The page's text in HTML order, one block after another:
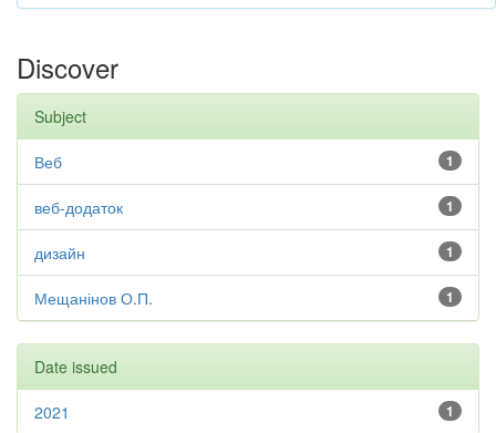
Discover
Subject
1
Веб
1
веб-додаток
1
дизайн
1
Мещанінов О.П.
Date issued
1
2021